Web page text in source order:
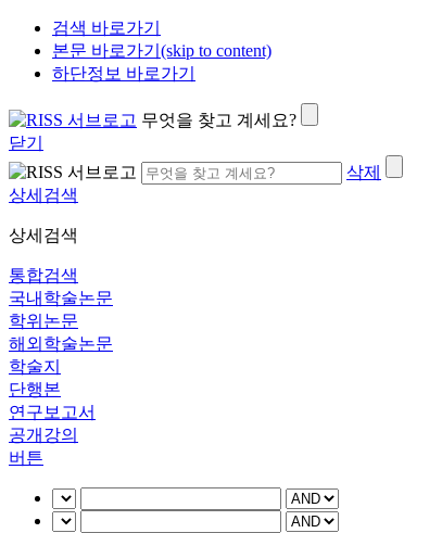
검색 바로가기
본문 바로가기(skip to content)
하단정보 바로가기
무엇을 찾고 계세요?
닫기
삭제
상세검색
상세검색
통합검색
국내학술논문
학위논문
해외학술논문
학술지
단행본
연구보고서
공개강의
버튼